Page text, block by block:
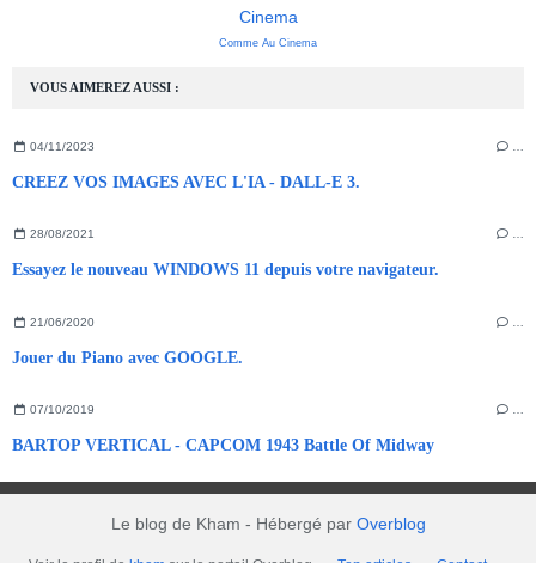
VOUS AIMEREZ AUSSI :
04/11/2023
CREEZ VOS IMAGES AVEC L'IA - DALL-E 3.
28/08/2021
Essayez le nouveau WINDOWS 11 depuis votre navigateur.
21/06/2020
Jouer du Piano avec GOOGLE.
07/10/2019 …
BARTOP VERTICAL - CAPCOM 1943 Battle Of Midway
Cinema
Comme Au Cinema
Le blog de Kham - Hébergé par Overblog